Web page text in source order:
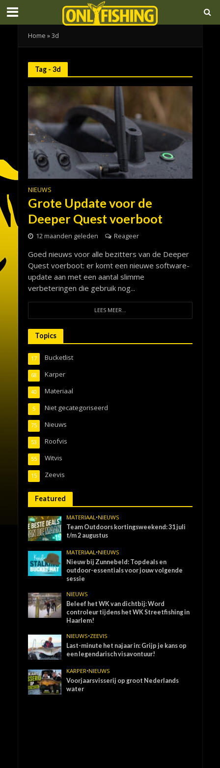
Home »3d
Tag - 3d
NIEUWS
Grote Update voor de
Deeper Quest voerboot
12 maanden geleden Reageer
Goed nieuws voor alle bezitters van de Deeper
Quest voerboot: er komt een nieuwe software-
update aan met een aantal slimme
verbeteringen die gebruik nog...
LEES MEER...
Topics
Bucketlist
17
Karper
68
Materiaal
40
Niet gecategoriseerd
5
Nieuws
75
Roofvis
53
Witvis
55
Zeevis
15
Featured
MATERIAAL •NIEUWS
Team Outdoors kortingsweekend: 31 juli
t/m 2 augustus
MATERIAAL •NIEUWS
Nieuw bij Zunnebeld: Topdeals en
outdoor-essentials voor jouw volgende
sessie
NIEUWS
Beleef het WK van dichtbij: Word
controleur tijdens het WK Streetfishing in
Haarlem!
NIEUWS•ZEEVIS
Last-minute het najaar in: Grijp je kans op
een legendarisch visavontuur!
KARPER•NIEUWS
Voorjaarsvisserij op groot Nederlands
water